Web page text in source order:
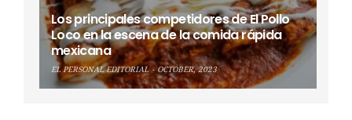
Los principales competidores de El Pollo
Loco en la escena de la comida rápida
mexicana
EL PERSONAL EDITORIAL OCTOBER, 2023